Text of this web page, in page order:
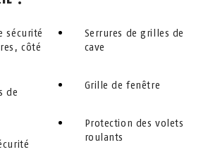
sécurité
côté
de
Serrures de grilles de
cave
Grille de fenêtre
Protection des volets
roulants